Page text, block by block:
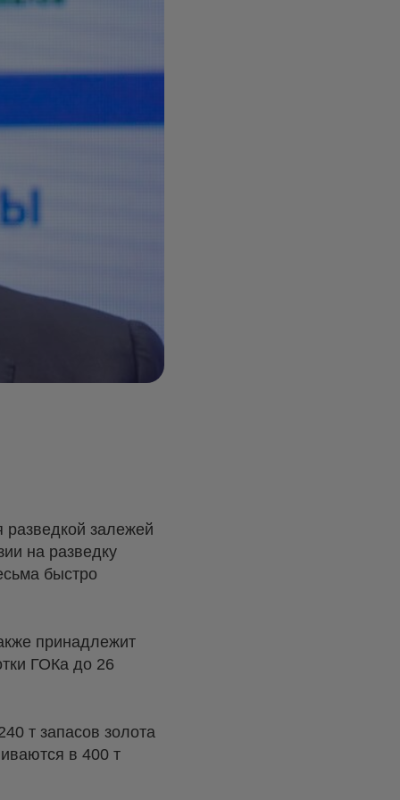
разведкой залежей
на разведку
быстро
принадлежит
ГОКа до 26
т запасов золота
в 400 т